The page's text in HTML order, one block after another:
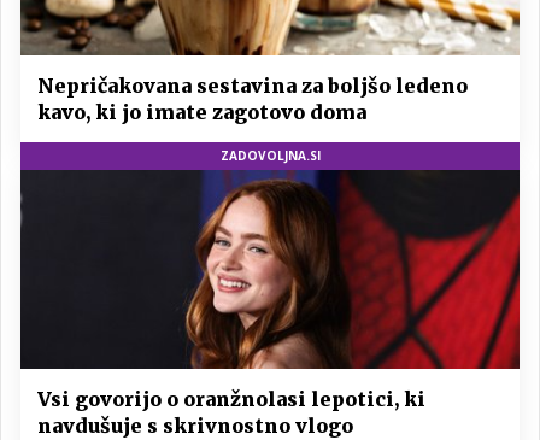
Nepričakovana sestavina za boljšo ledeno
kavo, ki jo imate zagotovo doma
ZADOVOLJNA.SI
Vsi govorijo o oranžnolasi lepotici, ki
navdušuje s skrivnostno vlogo